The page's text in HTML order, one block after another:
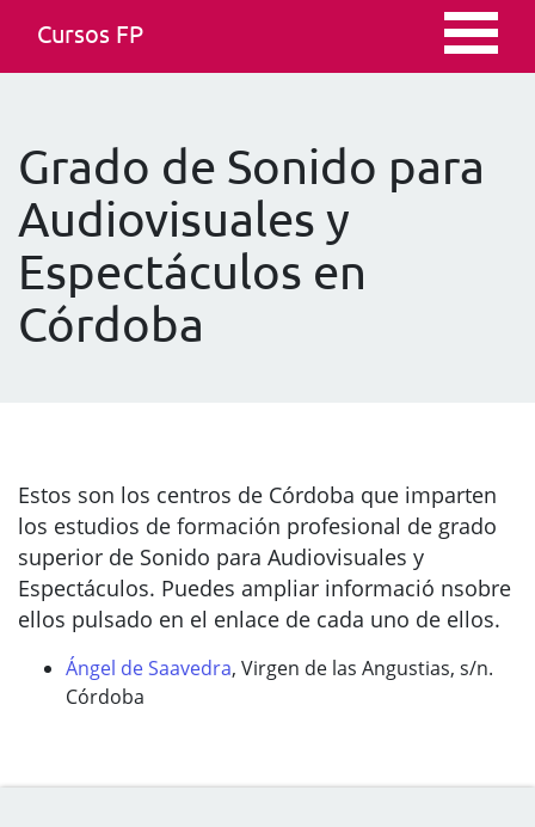
Cursos FP
Grado de Sonido para
Audiovisuales y
Espectáculos en
Córdoba
Estos son los centros de Córdoba que imparten
los estudios de formación profesional de grado
superior de Sonido para Audiovisuales y
Espectáculos. Puedes ampliar informació nsobre
ellos pulsado en el enlace de cada uno de ellos.
Ángel de Saavedra, Virgen de las Angustias, s/n.
Córdoba